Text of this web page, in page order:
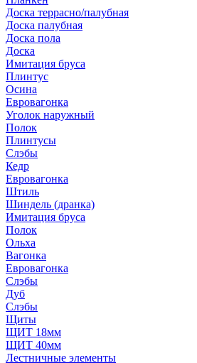
Доска террасно/палубная
Доска палубная
Доска пола
Доска
Имитация бруса
Плинтус
Осина
Евровагонка
Уголок наружный
Полок
Плинтусы
Слэбы
Кедр
Евровагонка
Штиль
Шиндель (дранка)
Имитация бруса
Полок
Ольха
Вагонка
Евровагонка
Слэбы
Дуб
Слэбы
Щиты
ЩИТ 18мм
ЩИТ 40мм
Лестничные элементы